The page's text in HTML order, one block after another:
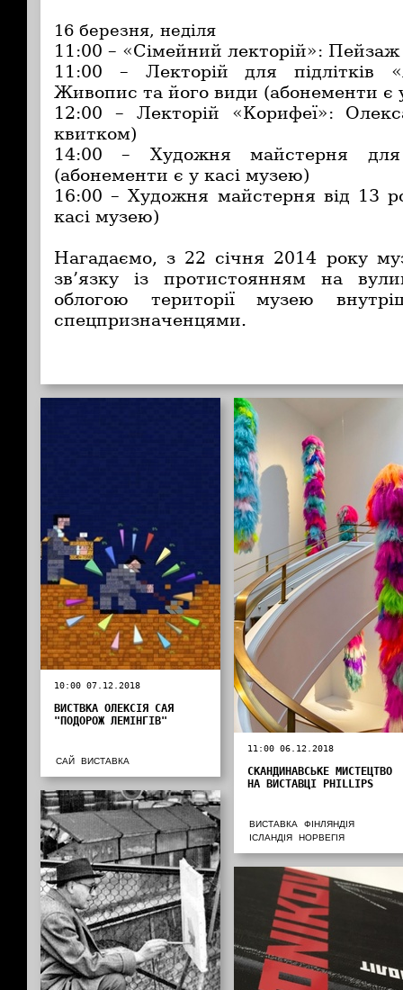
16 березня, неділя
11:00 – «Сімейний лекторій»:
11:00 – Лекторій для підлітків
Живопис та його види (абонементи є
12:00 – Лекторій «Корифеї»:
квитком)
14:00 – Художня майстерня
(абонементи є у касі музею)
16:00 – Художня майстерня від 13
касі музею)
Нагадаємо, з 22 січня 2014 року
зв’язку із протистоянням на
облогою території музею
спецпризначенцями.
10:00 07.12.2018
ВИСТВКА ОЛЕКСІЯ САЯ
"ПОДОРОЖ ЛЕМІНГІВ"
САЙ ВИСТАВКА
11:00 06.12.2018
СКАНДИНАВСЬКЕ МИСТЕЦТВО
НА ВИСТАВЦІ PHILLIPS
ВИСТАВКА
ФІНЛЯНДІЯ
ІСЛАНДІЯ
НОРВЕГІЯ